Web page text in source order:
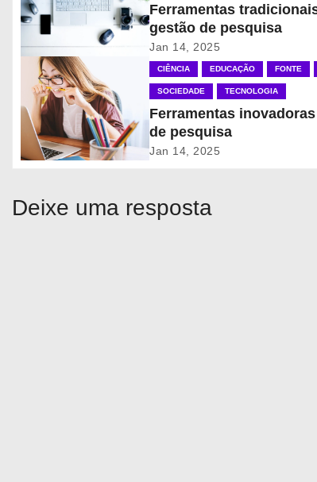
a
ç
ã
o
d
P
Ferramentas
gestão de pesquisa
Jan 14, 2025
CIÊNCIA EDUCAÇÃO FONTE
SOCIEDADE TECNOLOGIA
Ferramentas
de pesquisa
Jan 14, 2025
Deixe uma resposta